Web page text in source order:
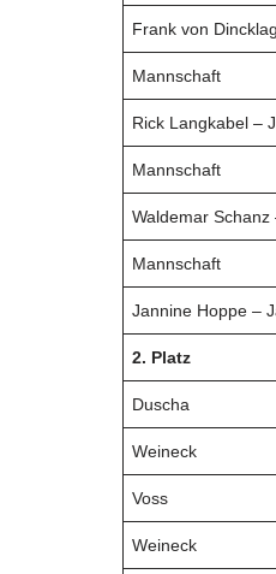
Frank von
Mannschaft
Rick Langkabel –
Mannschaft
Waldemar
Mannschaft
Jannine Hoppe –
2. Platz
Duscha
Weineck
Voss
Weineck